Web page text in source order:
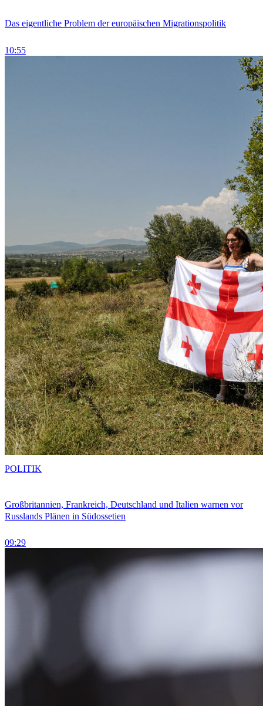
Das eigentliche Problem der europäischen Migrationspolitik
10:55
Großbritannien, Frankreich, Deutschland und Italien warnen vor
Russlands Plänen in Südossetien
09:29
POLITIK